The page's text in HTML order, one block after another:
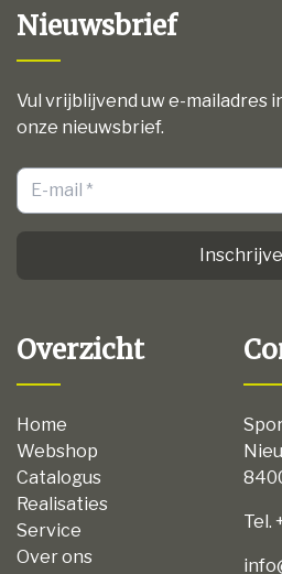
Nieuwsbrief
Vul vrijblijvend uw e-mailadres
onze nieuwsbrief.
Overzicht
Home
Webshop
Catalogus
Realisaties
Service
Over ons
Tel.